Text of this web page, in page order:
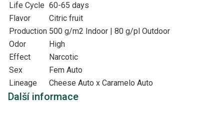
Life Cycle 60-65 days
Flavor
Citric fruit
Production 500 g/m2 Indoor | 80 g/pl Outdoor
Odor
High
Effect
Narcotic
Sex
Fem Auto
Lineage
Cheese Auto x Caramelo Auto
Další informace